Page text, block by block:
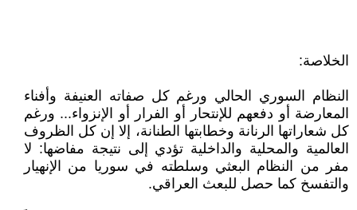
الخلاصة:
النظام السوري الحالي ورغم كل صفاته العنيفة وأفناء
المعارضة أو دفعهم للإنتحار أو الفرار أو الإنزواء... ورغم
كل شعاراتها الرنانة وخطابتها الطنانة، إلا إن كل الظروف
العالمية والمحلية والداخلية تؤدي إلى نتيجة مفاضها: لا
مفر من النظام البعثي وسلطته في سوريا من الإنهيار
والتفسخ كما حصل للبعث العراقي.